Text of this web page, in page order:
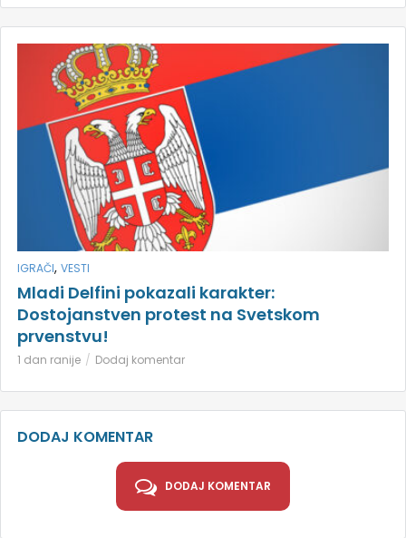
IGRAČI, VESTI
Mladi Delfini pokazali karakter:
Dostojanstven protest na Svetskom
prvenstvu!
1 dan ranije Dodaj komentar
DODAJ KOMENTAR
DODAJ KOMENTAR